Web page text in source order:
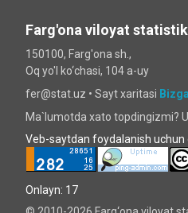
Farg'ona viloyat
150100, Farg'ona sh.,
Oq yo'l ko‘chаsi, 104 a-uy
fer@stat.uz • Sayt xaritasi
Ma`lumotda xato topdingizmi?
Veb-saytdan foydalanish uchun
Onlayn: 17